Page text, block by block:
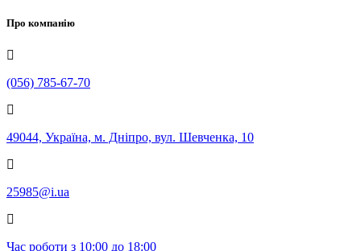
Про компанію
(056) 785-67-70
49044, Україна, м. Дніпро, вул. Шевченка, 10
25985@i.ua
Час роботи з 10:00 до 18:00